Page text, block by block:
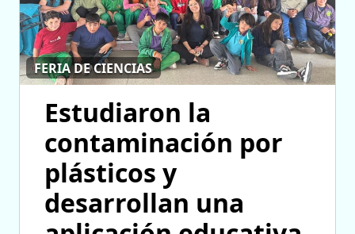
FERIA DE CIENCIAS
Estudiaron la
contaminación por
plásticos y
desarrollan una